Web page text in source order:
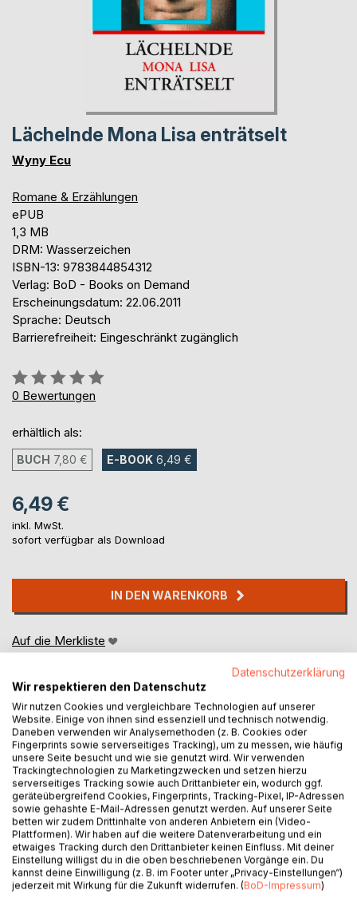
Lächelnde Mona Lisa enträtselt
Wyny Ecu
Romane & Erzählungen
ePUB
1,3 MB
DRM: Wasserzeichen
ISBN-13: 9783844854312
Verlag: BoD - Books on Demand
Erscheinungsdatum: 22.06.2011
Sprache: Deutsch
Barrierefreiheit: Eingeschränkt zugänglich
Bewertung::
0%
0 Bewertungen
erhältlich als:
BUCH 7,80 € E-BOOK 6,49 €
6,49 €
inkl. MwSt.
sofort verfügbar als Download
IN DEN WARENKORB
Auf die Merkliste
BESCHREIBUNG
Eine dunkelhaarige Schönheit gab sich als die von
Leonardo da Vinci porträtierte Mona Lisa aus und eröffnete
mit ihrer Kenntnis mysteriöses über seine Tätigkeit in
Florenz um 1500.
Durch einen Geheimgang zum Kloster war sein Atelier
Datenschutzerklärung
Wir respektieren den Datenschutz
Wir nutzen Cookies und vergleichbare Technologien auf unserer
Website. Einige von ihnen sind essenziell und technisch notwendig.
Daneben verwenden wir Analysemethoden (z. B. Cookies oder
Fingerprints sowie serverseitiges Tracking), um zu messen, wie häufig
unsere Seite besucht und wie sie genutzt wird. Wir verwenden
Trackingtechnologien zu Marketingzwecken und setzen hierzu
serverseitiges Tracking sowie auch Drittanbieter ein, wodurch ggf.
geräteübergreifend Cookies, Fingerprints, Tracking-Pixel, IP-Adressen
sowie gehashte E-Mail-Adressen genutzt werden. Auf unserer Seite
betten wir zudem Drittinhalte von anderen Anbietern ein (Video-
Plattformen). Wir haben auf die weitere Datenverarbeitung und ein
etwaiges Tracking durch den Drittanbieter keinen Einfluss. Mit deiner
Einstellung willigst du in die oben beschriebenen Vorgänge ein. Du
kannst deine Einwilligung (z. B. im Footer unter „Privacy-Einstellungen“)
jederzeit mit Wirkung für die Zukunft widerrufen. (BoD-Impressum)